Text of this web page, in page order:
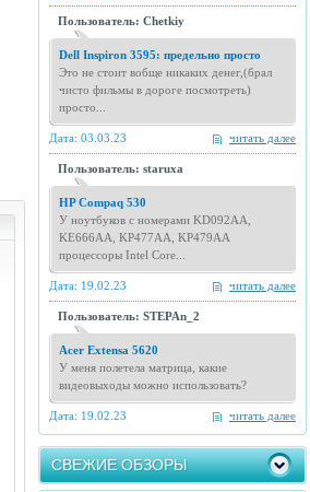
Пользователь: Chetkiy
Dell Inspiron 3595: предельно просто
Это не стоит вобще никаких денег,(брал
чисто фильмы в дороге посмотреть)
просто...
читать далее
Дата: 03.03.23
Пользователь: staruxa
HP Compaq 530
У ноутбуков с номерами KD092AA,
KE666AA, KP477AA, KP479AA
процессоры Intel Core...
читать далее
Дата: 19.02.23
Пользователь: STEPAn_2
Acer Extensa 5620
У меня полетела матрица, какие
видеовыходы можно использовать?
читать далее
Дата: 19.02.23
СВЕЖИЕ ОБЗОРЫ